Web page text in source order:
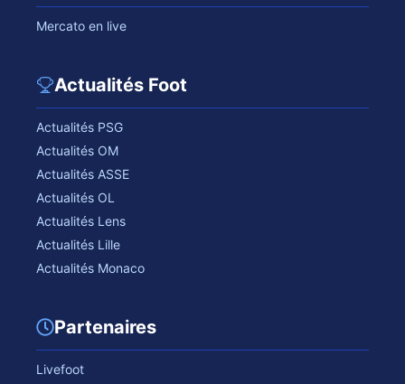
Mercato en live
Actualités Foot
Actualités PSG
Actualités OM
Actualités ASSE
Actualités OL
Actualités Lens
Actualités Lille
Actualités Monaco
Partenaires
Livefoot